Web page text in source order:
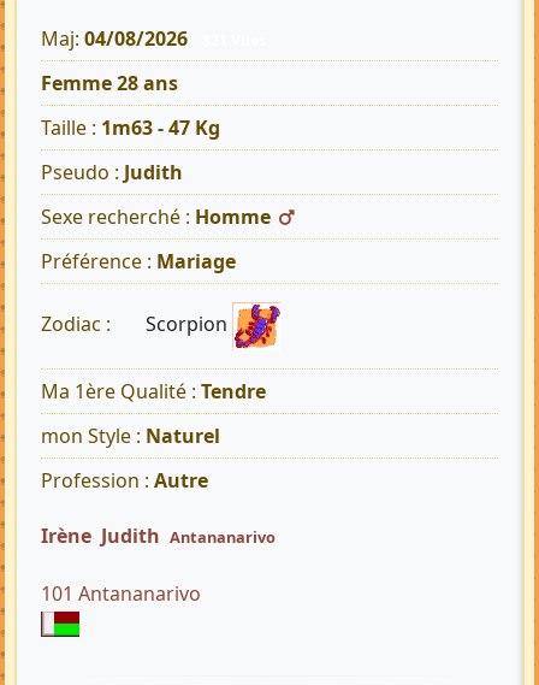
Maj: 04/08/2026
Femme 28 ans
Taille : 1m63 - 47 Kg
Pseudo : Judith
Sexe recherché : Homme
Préférence : Mariage
Zodiac : Scorpion
Ma 1ère Qualité : Tendre
mon Style : Naturel
Profession : Autre
Irène Judith Antananarivo
101 Antananarivo